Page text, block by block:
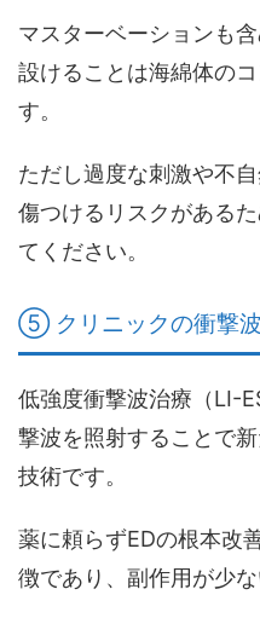
マスターベーションも
設けることは海綿体の
す。
ただし過度な刺激や不
傷つけるリスクがある
てください。
⑤ クリニックの衝撃
低強度衝撃波治療（LI-
撃波を照射することで
技術です。
薬に頼らずEDの根本改
徴であり、副作用が少な